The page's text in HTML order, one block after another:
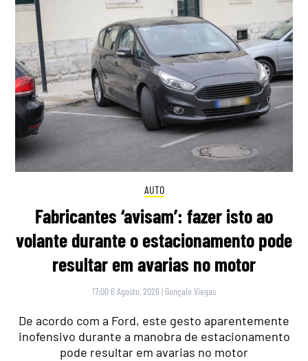
AUTO
Fabricantes ‘avisam’: fazer isto ao
volante durante o estacionamento pode
resultar em avarias no motor
17:00 6 Agosto, 2026 | Gonçalo Viegas
De acordo com a Ford, este gesto aparentemente
inofensivo durante a manobra de estacionamento
pode resultar em avarias no motor